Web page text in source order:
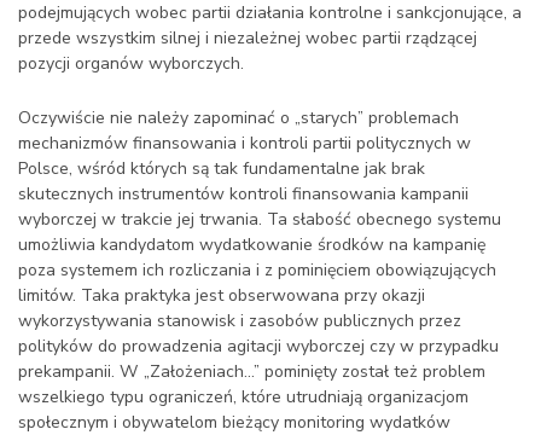
podejmujących wobec partii działania kontrolne i sankcjonujące, a
przede wszystkim silnej i niezależnej wobec partii rządzącej
pozycji organów wyborczych.
Oczywiście nie należy zapominać o „starych” problemach
mechanizmów finansowania i kontroli partii politycznych w
Polsce, wśród których są tak fundamentalne jak brak
skutecznych instrumentów kontroli finansowania kampanii
wyborczej w trakcie jej trwania. Ta słabość obecnego systemu
umożliwia kandydatom wydatkowanie środków na kampanię
poza systemem ich rozliczania i z pominięciem obowiązujących
limitów. Taka praktyka jest obserwowana przy okazji
wykorzystywania stanowisk i zasobów publicznych przez
polityków do prowadzenia agitacji wyborczej czy w przypadku
prekampanii. W „Założeniach…” pominięty został też problem
wszelkiego typu ograniczeń, które utrudniają organizacjom
społecznym i obywatelom bieżący monitoring wydatków